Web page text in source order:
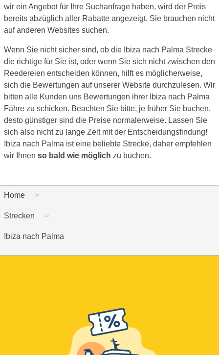
wir ein Angebot für Ihre Suchanfrage haben, wird der Preis
bereits abzüglich aller Rabatte angezeigt. Sie brauchen nicht
auf anderen Websites suchen.
Wenn Sie nicht sicher sind, ob die Ibiza nach Palma Strecke
die richtige für Sie ist, oder wenn Sie sich nicht zwischen den
Reedereien entscheiden können, hilft es möglicherweise,
sich die Bewertungen auf unserer Website durchzulesen. Wir
bitten alle Kunden uns Bewertungen ihrer Ibiza nach Palma
Fähre zu schicken. Beachten Sie bitte, je früher Sie buchen,
desto günstiger sind die Preise normalerweise. Lassen Sie
sich also nicht zu lange Zeit mit der Entscheidungsfindung!
Ibiza nach Palma ist eine beliebte Strecke, daher empfehlen
wir Ihnen so bald wie möglich zu buchen.
Home
Strecken
Ibiza nach Palma